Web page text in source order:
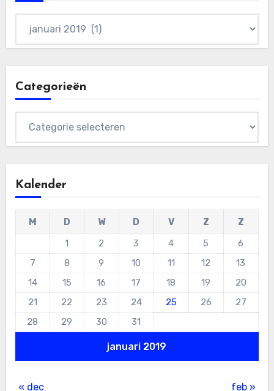
Categorieën
Kalender
januari 2019
M D W D V Z
Z
1
2 3 4 5
6
7
8 9 10 11 12
13
14
15 16 17 18 19
20
21
22 23 24 25 26
27
28
29 30 31
« dec feb »